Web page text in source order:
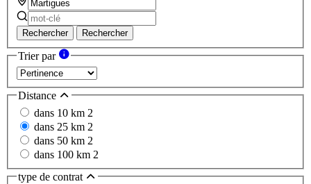
Rechercher Rechercher
Trier par
Distance
dans 10 km 2
dans 25 km 2
dans 50 km 2
dans 100 km 2
type de contrat